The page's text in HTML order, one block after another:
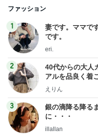
ファッション
1
妻です。ママで
です。
eri.
2
40代からの大人
アルを品良く着
ファッションブロ
えりん
3
銀の滴降る降る
に・・・
illallan